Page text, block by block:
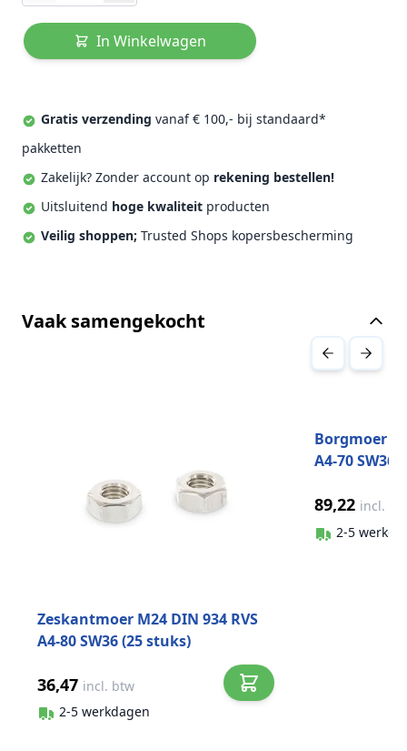
In Winkelwagen
Gratis verzending vanaf € 100,- bij standaard*
pakketten
Zakelijk? Zonder account op rekening bestellen!
Uitsluitend hoge kwaliteit producten
Veilig shoppen; Trusted Shops kopersbescherming
Vaak samengekocht
Zeskantmoer M24 DIN 934 RVS
A4-80 SW36 (25 stuks)
36,47 incl. btw
2-5 werkdagen
Borgmoer
A4-70 SW36
89,22 incl.
2-5